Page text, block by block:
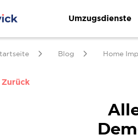
Umzugsdienste
Blog Home
Zurück